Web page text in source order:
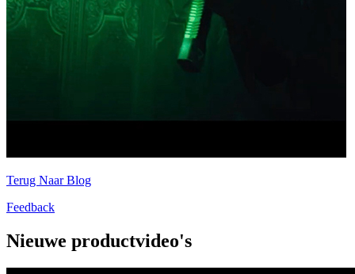
Terug Naar Blog
Feedback
Nieuwe productvideo's